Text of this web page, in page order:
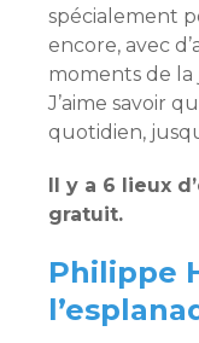
spécialement
encore, avec
moments de la
J’aime savoir
quotidien,
Il y a 6 lieux
gratuit.
Philippe